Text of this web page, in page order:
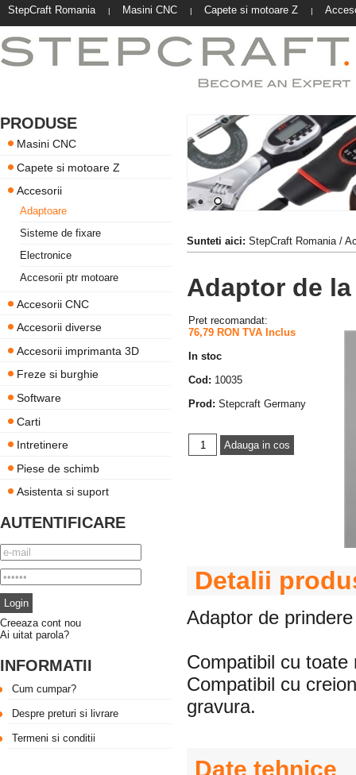
StepCraft Romania | Masini CNC | Capete si motoare Z |
PRODUSE
Masini CNC
Capete si motoare Z
Accesorii
Adaptoare
Sisteme de fixare
Electronice
Accesorii ptr motoare
Accesorii CNC
Accesorii diverse
Accesorii imprimanta 3D
Freze si burghie
Software
Carti
Intretinere
Piese de schimb
Asistenta si suport
AUTENTIFICARE
Creeaza cont nou
Ai uitat parola?
INFORMATII
Cum cumpar?
Despre preturi si livrare
Termeni si conditii
Sunteti aici: StepCraft Romania/
Adaptor de
Pret recomandat:
76,79 RON TVA Inclus
In stoc
Cod: 10035
Prod: Stepcraft Germany
Detalii
Adaptor de
Compatibil cu
Compatibil cu
gravura.
Date tehnice